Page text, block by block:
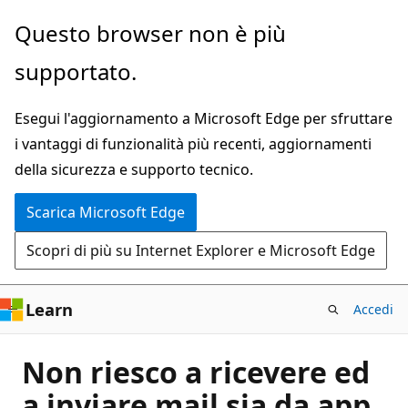
Ignora
passa
contenuto
principale
Questo browser non è più
supportato.
Esegui l'aggiornamento a Microsoft Edge per sfruttare
i vantaggi di funzionalità più recenti, aggiornamenti
della sicurezza e supporto tecnico.
Scarica Microsoft Edge
Scopri di più su Internet Explorer e Microsoft Edge
Learn Accedi
Non riesco a ricevere ed